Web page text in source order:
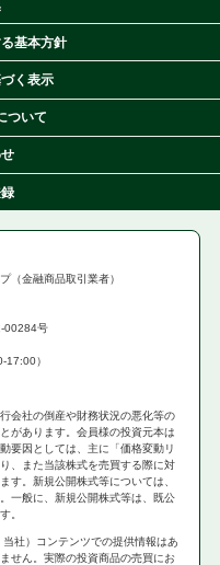
基本方針
く表示
ついて
（金融商品取引業者）
00284号
17:00）
会社の倒産や財務状況の悪化等の
があります。会員様の投資元本は
要因としては、主に「価格変動リ
、また当該株式を売買する際に対
す。新規公開株式等については、
一般に、新規公開株式等は、既公
。
社）コンテンツでの提供情報はあ
せん。実際の投資商品の売買にお